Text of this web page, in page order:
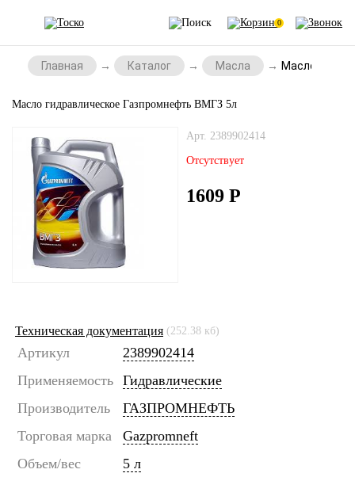
0
Главная Каталог Масла Масло
Масло гидравлическое Газпромнефть ВМГЗ 5л
Арт. 2389902414
Отсутствует
1609 Р
Техническая документация (252.38 кб)
Артикул
2389902414
Применяемость Гидравлические
Производитель
ГАЗПРОМНЕФТЬ
Торговая марка
Gazpromneft
Объем/вес
5 л